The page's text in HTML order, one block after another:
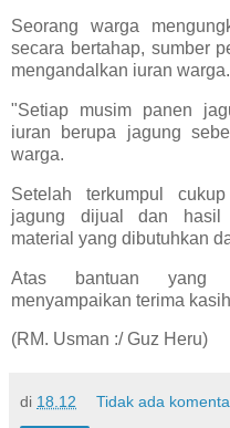
Seorang warga
secara bertahap, sumber
mengandalkan iuran warga.
"Setiap musim panen
iuran berupa jagung
warga.
Setelah terkumpul
jagung dijual dan hasil
material yang dibutuhkan
Atas bantuan yang
menyampaikan terima
(RM. Usman :/ Guz Heru)
di 18.12 Tidak ada